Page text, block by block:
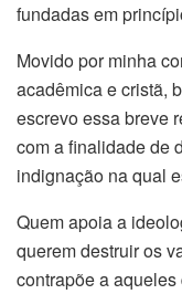
fundadas em
Movido por minha
acadêmica e cristã,
escrevo essa breve
com a finalidade de
indignação na qual
Quem apoia a
querem destruir os
contrapõe a